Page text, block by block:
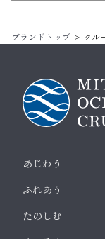
ブランドトップ クル
あじわう
ふれあう
たのしむ